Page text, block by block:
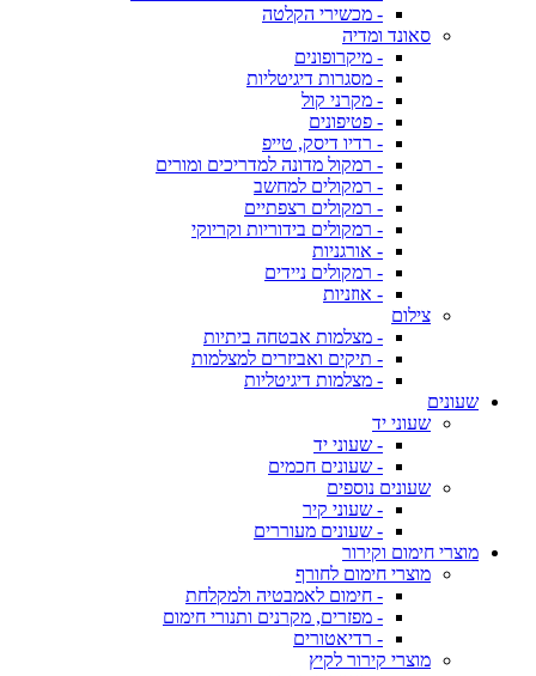
- מכשירי הקלטה
סאונד ומדיה
- מיקרופונים
- מסגרות דיגיטליות
- מקרני קול
- פטיפונים
- רדיו דיסק, טייפ
- רמקול מדונה למדריכים ומורים
- רמקולים למחשב
- רמקולים רצפתיים
- רמקולים בידוריות וקריוקי
- אורגניות
- רמקולים ניידים
- אוזניות
צילום
- מצלמות אבטחה ביתיות
- תיקים ואביזרים למצלמות
- מצלמות דיגיטליות
שעונים
שעוני יד
- שעוני יד
- שעונים חכמים
שעונים נוספים
- שעוני קיר
- שעונים מעוררים
מוצרי חימום וקירור
מוצרי חימום לחורף
- חימום לאמבטיה ולמקלחת
- מפזרים, מקרנים ותנורי חימום
- רדיאטורים
מוצרי קירור לקיץ